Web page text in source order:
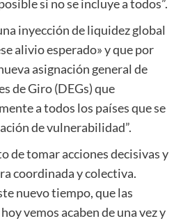
si no se incluye a todos”.
inyección de liquidez global
alivio esperado» y que por
asignación general de
de Giro (DEGs) que
a todos los países que se
de vulnerabilidad”.
de tomar acciones decisivas y
coordinada y colectiva.
nuevo tiempo, que las
vemos acaben de una vez y